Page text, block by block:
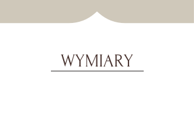
WYMIARY